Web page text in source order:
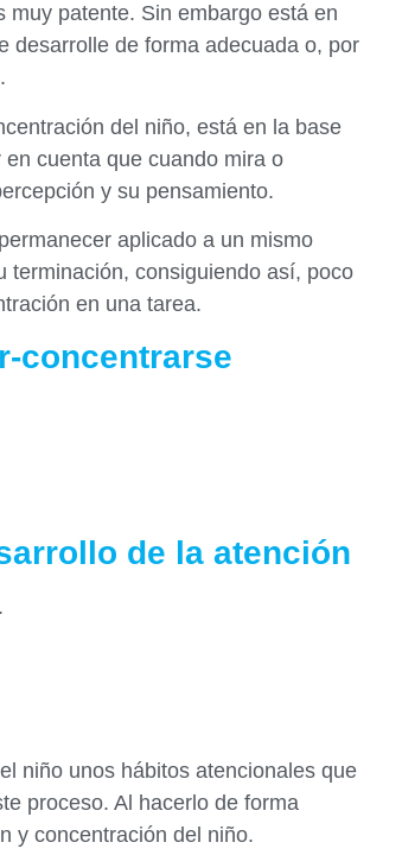
patente. Sin embargo está en
desarrolle de forma adecuada o, por
del niño, está en la base
cuenta que cuando mira o
y su pensamiento.
aplicado a un mismo
terminación, consiguiendo así, poco
en una tarea.
concentrarse
de la atención
niño unos hábitos atencionales que
proceso. Al hacerlo de forma
y concentración del niño.